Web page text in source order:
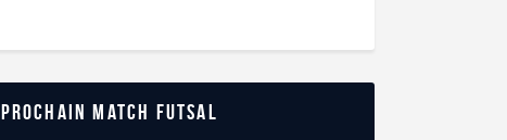
Prochain match futsal